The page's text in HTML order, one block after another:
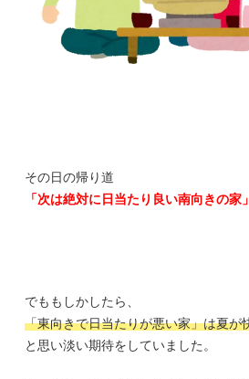
その日の帰り道
「次は絶対に日当たり良い南向きの家」
でももしかしたら、
「東向きで日当たりが悪い家」は夏が
と思い淡い期待をしていました。